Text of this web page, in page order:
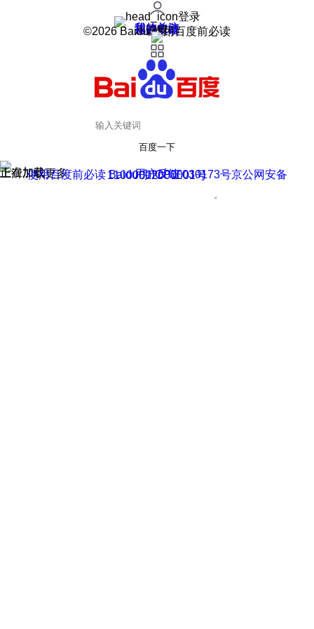
登录
我的关注
我的收藏
皮肤中心
用户反馈
设置
©2026 Baidu 使用百度前必读
百度一下
正在加载
上滑加载更多 用户反馈
使用百度前必读 Baidu 京ICP证030173号
京公网安备11000002000001号